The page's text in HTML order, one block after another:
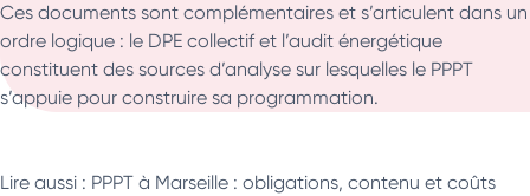
Ces documents sont complémentaires et s’articulent dans un
ordre logique : le DPE collectif et l’audit énergétique
constituent des sources d’analyse sur lesquelles le PPPT
s’appuie pour construire sa programmation.
Lire aussi : PPPT à Marseille : obligations, contenu et coûts